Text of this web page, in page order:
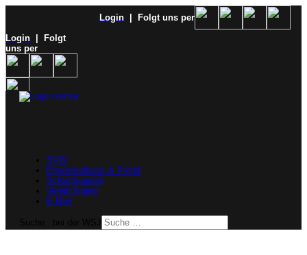
Login
| Folgt uns per
Login
| Folgt
uns per
SVW
Ergebnisdienst & Portal
Schachjugend
Verein finden
E-Mail